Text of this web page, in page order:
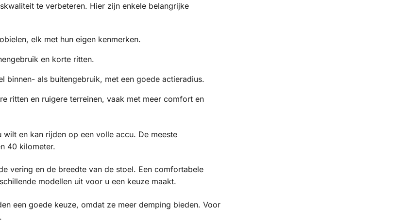
te verbeteren. Hier zijn enkele belangrijke
elk met hun eigen kenmerken.
en korte ritten.
binnen- als buitengebruik, met een goede actieradius.
ritten en ruigere terreinen, vaak met meer comfort en
en kan rijden op een volle accu. De meeste
40 kilometer.
vering en de breedte van de stoel. Een comfortabele
modellen uit voor u een keuze maakt.
een goede keuze, omdat ze meer demping bieden. Voor